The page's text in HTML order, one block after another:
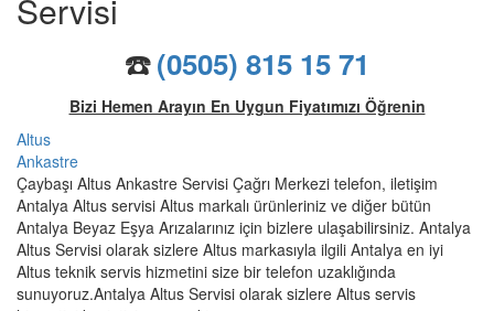
Servisi
☎️(0505) 815 15 71
Bizi Hemen Arayın En Uygun Fiyatımızı Öğrenin
Altus
Ankastre
Çaybaşı Altus Ankastre Servisi Çağrı Merkezi telefon, iletişim
Antalya Altus servisi Altus markalı ürünleriniz ve diğer bütün
Antalya Beyaz Eşya Arızalarınız için bizlere ulaşabilirsiniz. Antalya
Altus Servisi olarak sizlere Altus markasıyla ilgili Antalya en iyi
Altus teknik servis hizmetini size bir telefon uzaklığında
sunuyoruz.Antalya Altus Servisi olarak sizlere Altus servis